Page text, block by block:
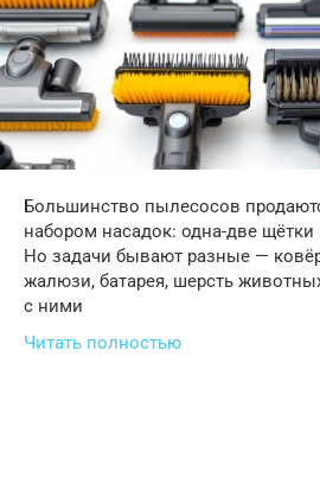
Большинство пылесосов
набором насадок: одна-две
Но задачи бывают разные —
жалюзи, батарея, шерсть
с ними
Читать полностью